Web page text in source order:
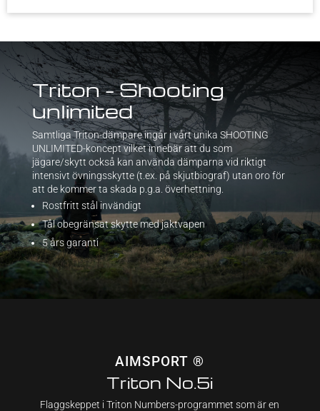
Triton – Shooting
unlimited
Samtliga Triton-dämpare ingår i vårt unika SHOOTING
UNLIMITED-koncept vilket innebär att du som
jägare/skytt också kan använda dämparna vid riktigt
intensivt övningsskytte (t.ex. på skjutbiograf) utan oro för
att de kommer ta skada p.g.a. överhettning.
Rostfritt stål invändigt
Tål obegränsat skytte med jaktvapen
5 års garanti
AIMSPORT ®
Triton No.5i
Flaggskeppet i Triton Numbers-programmet som är en